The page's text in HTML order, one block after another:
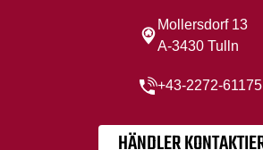
Mollersdorf 13
A-3430 Tulln
+43-2272-61175
HÄNDLER